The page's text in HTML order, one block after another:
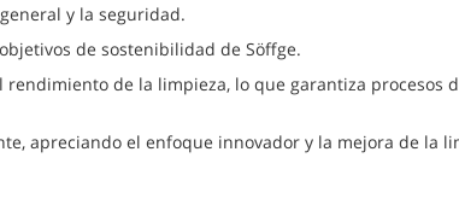
y la seguridad.
de sostenibilidad de Söffge.
de la limpieza, lo que garantiza procesos
apreciando el enfoque innovador y la mejora de la